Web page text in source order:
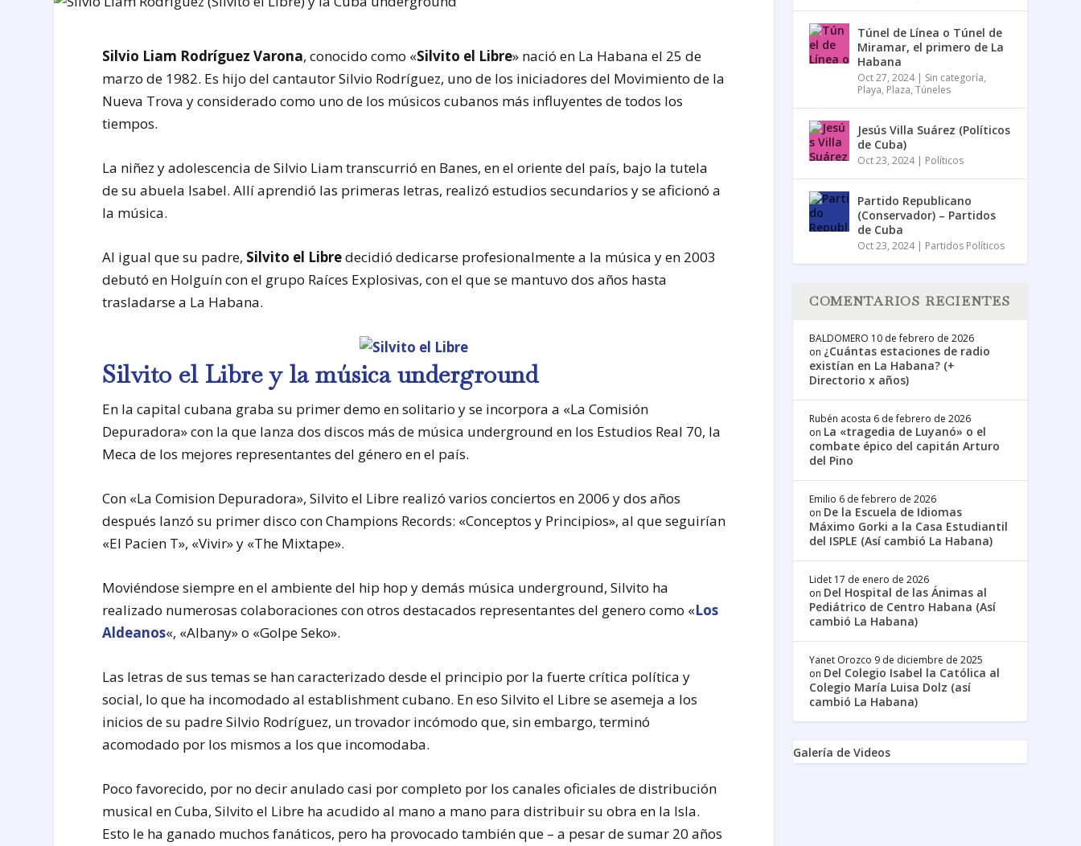
Silvio Liam Rodríguez Varona, conocido como «Silvito el Libre» nació en La Habana el 25 de
marzo de 1982. Es hijo del cantautor Silvio Rodríguez, uno de los iniciadores del Movimiento de la
Nueva Trova y considerado como uno de los músicos cubanos más influyentes de todos los
tiempos.
La niñez y adolescencia de Silvio Liam transcurrió en Banes, en el oriente del país, bajo la tutela
de su abuela Isabel. Allí aprendió las primeras letras, realizó estudios secundarios y se aficionó a
la música.
Al igual que su padre, Silvito el Libredecidió dedicarse profesionalmente a la música y en 2003
debutó en Holguín con el grupo Raíces Explosivas, con el que se mantuvo dos años hasta
trasladarse a La Habana.
Silvito el Libre y la música underground
En la capital cubana graba su primer demo en solitario y se incorpora a «La Comisión
Depuradora» con la que lanza dos discos más de música underground en los Estudios Real 70, la
Meca de los mejores representantes del género en el país.
Con «La Comision Depuradora», Silvito el Libre realizó varios conciertos en 2006 y dos años
después lanzó su primer disco con Champions Records: «Conceptos y Principios», al que seguirían
«El Pacien T», «Vivir» y «The Mixtape».
Moviéndose siempre en el ambiente del hip hop y demás música underground, Silvito ha
realizado numerosas colaboraciones con otros destacados representantes del genero como «Los
Aldeanos«, «Albany» o «Golpe Seko».
Las letras de sus temas se han caracterizado desde el principio por la fuerte crítica política y
social, lo que ha incomodado al establishment cubano. En eso Silvito el Libre se asemeja a los
inicios de su padre Silvio Rodríguez, un trovador incómodo que, sin embargo, terminó
acomodado por los mismos a los que incomodaba.
Poco favorecido, por no decir anulado casi por completo por los canales oficiales de distribución
musical en Cuba, Silvito el Libre ha acudido al mano a mano para distribuir su obra en la Isla.
Esto le ha ganado muchos fanáticos, pero ha provocado también que – a pesar de sumar 20 años
Túnel de Línea o Túnel de
Miramar, el primero de La
Habana
Oct 27, 2024| Sin categoría,
Playa, Plaza,Túneles
Jesús Villa Suárez (Políticos
de Cuba)
Oct 23, 2024| Políticos
Partido Republicano
(Conservador) – Partidos
de Cuba
Oct 23, 2024| Partidos Políticos
COMENTARIOS RECIENTES
BALDOMERO 10 de febrero de 2026
on ¿Cuántas estaciones de radio
existían en La Habana? (+
Directorio x años)
Rubén acosta 6 de febrero de 2026
on La «tragedia de Luyanó» o el
combate épico del capitán Arturo
del Pino
Emilio 6 de febrero de 2026
on De la Escuela de Idiomas
Máximo Gorki a la Casa Estudiantil
del ISPLE (Así cambió La Habana)
Lidet 17 de enero de 2026
on Del Hospital de las Ánimas al
Pediátrico de Centro Habana (Así
cambió La Habana)
Yanet Orozco 9 de diciembre de 2025
on Del Colegio Isabel la Católica al
Colegio María Luisa Dolz (así
cambió La Habana)
Galería de Videos